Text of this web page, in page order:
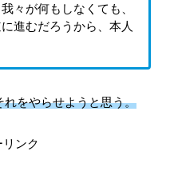
々が何もしなくても、
進むだろうから、本人
をやらせようと思う。
リンク